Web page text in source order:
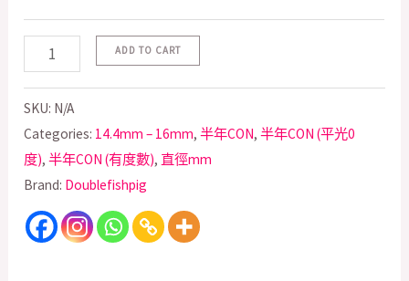
ADD TO CART
SKU: N/A
Categories: 14.4mm – 16mm,半年CON,半年CON (平光0
度),半年CON (有度數), 直徑mm
Brand: Doublefishpig